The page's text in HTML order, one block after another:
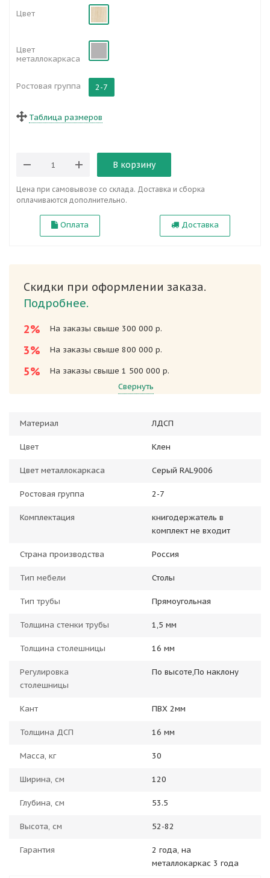
Цвет
Цвет
металлокаркаса
Ростовая группа 2-7
Таблица размеров
В корзину
Цена при самовывозе со склада. Доставка и сборка
оплачиваются дополнительно.
Оплата Доставка
Скидки при оформлении заказа.
Подробнее.
2%
На заказы свыше 300 000 р.
3% На заказы свыше 800 000 р.
5%
На заказы свыше 1 500 000 р.
Свернуть
Материал ЛДСП
Цвет Клен
Цвет металлокаркаса Серый RAL9006
Ростовая группа 2-7
Комплектация
книгодержатель в
комплект не входит
Страна производства Россия
Тип мебели Столы
Тип трубы Прямоугольная
Толщина стенки трубы 1,5 мм
Толщина столешницы 16 мм
Регулировка
столешницы
По высоте,По наклону
Кант ПВХ 2мм
Толщина ДСП 16 мм
Масса, кг 30
Ширина, см 120
Глубина, см 53.5
Высота, см 52-82
Гарантия
2 года, на
металлокаркас 3 года